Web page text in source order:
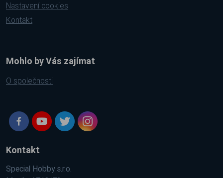
Nastavení cookies
Kontakt
Mohlo by Vás zajímat
O společnosti
Kontakt
Special Hobby s.r.o.